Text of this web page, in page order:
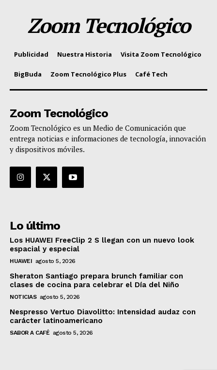
Zoom Tecnológico
Publicidad Nuestra Historia Visita Zoom Tecnológico
BigBuda Zoom Tecnológico Plus Café Tech
Zoom Tecnológico
Zoom Tecnológico es un Medio de Comunicación que
entrega noticias e informaciones de tecnología, innovación
y dispositivos móviles.
Lo último
Los HUAWEI FreeClip 2 S llegan con un nuevo look
espacial y especial
HUAWEI agosto 5, 2026
Sheraton Santiago prepara brunch familiar con
clases de cocina para celebrar el Día del Niño
NOTICIAS agosto 5, 2026
Nespresso Vertuo Diavolitto: Intensidad audaz con
carácter latinoamericano
SABOR A CAFÉ agosto 5, 2026